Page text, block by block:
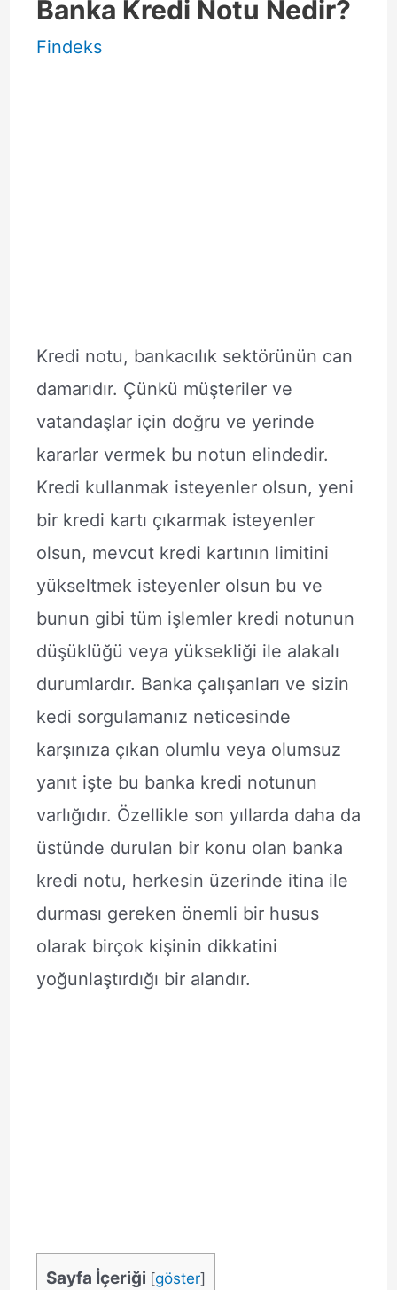
Banka Kredi Notu Nedir?
Findeks
Kredi notu, bankacılık sektörünün can
damarıdır. Çünkü müşteriler ve
vatandaşlar için doğru ve yerinde
kararlar vermek bu notun elindedir.
Kredi kullanmak isteyenler olsun, yeni
bir kredi kartı çıkarmak isteyenler
olsun, mevcut kredi kartının limitini
yükseltmek isteyenler olsun bu ve
bunun gibi tüm işlemler kredi notunun
düşüklüğü veya yüksekliği ile alakalı
durumlardır. Banka çalışanları ve sizin
kedi sorgulamanız neticesinde
karşınıza çıkan olumlu veya olumsuz
yanıt işte bu banka kredi notunun
varlığıdır. Özellikle son yıllarda daha da
üstünde durulan bir konu olan banka
kredi notu, herkesin üzerinde itina ile
durması gereken önemli bir husus
olarak birçok kişinin dikkatini
yoğunlaştırdığı bir alandır.
Sayfa İçeriği [göster]